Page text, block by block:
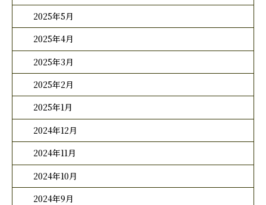
2025年5月
2025年4月
2025年3月
2025年2月
2025年1月
2024年12月
2024年11月
2024年10月
2024年9月